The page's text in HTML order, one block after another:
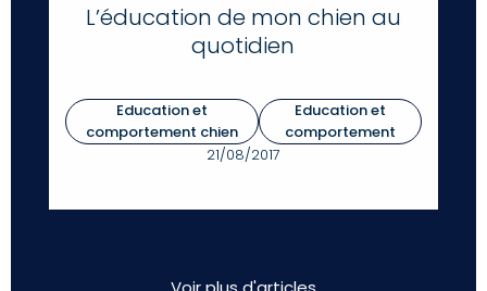
L’éducation de mon chien au
quotidien
Education et
comportement chien
Education et
comportement
21/08/2017